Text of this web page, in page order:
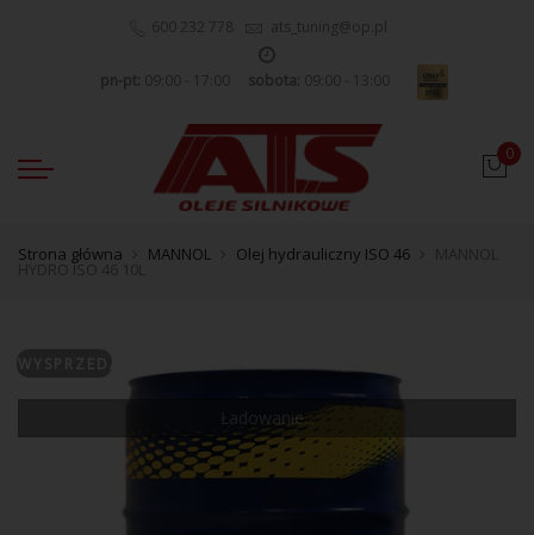
600 232 778 ats_tuning@op.pl
pn-pt: 09:00 - 17:00 sobota: 09:00 - 13:00
0
Strona główna MANNOL Olej hydrauliczny ISO 46
HYDRO ISO 46 10L
Ładowanie...